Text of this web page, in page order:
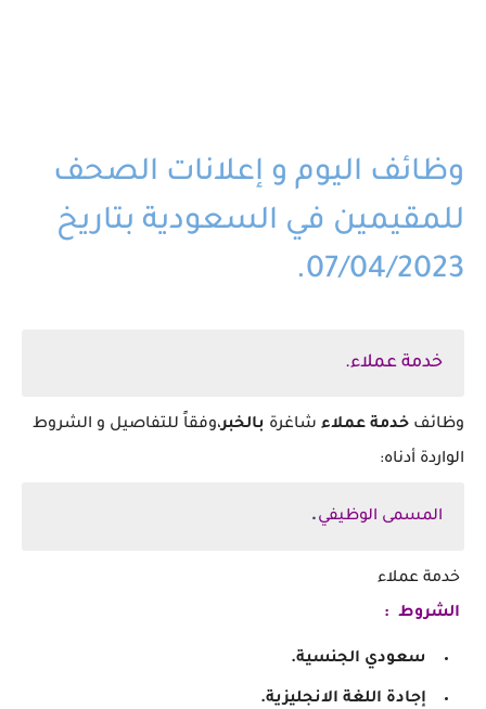
وظائف اليوم و إعلانات الصحف
للمقيمين في السعودية بتاريخ
07/04/2023.
خدمة عملاء.
وظائف خدمة عملاء شاغرة بالخبر،وفقاً للتفاصيل و الشروط
الواردة أدناه:
المسمى الوظيفي.
خدمة عملاء
الشروط :
سعودي الجنسية.
إجادة اللغة الانجليزية.